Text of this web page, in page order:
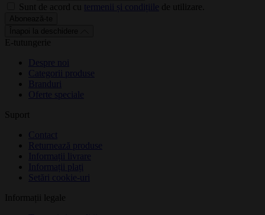
Sunt de acord cu termenii și condițiile de utilizare.
E-tutungerie
Despre noi
Categorii produse
Branduri
Oferte speciale
Suport
Contact
Returnează produse
Informații livrare
Informații plați
Setări cookie-uri
Informații legale